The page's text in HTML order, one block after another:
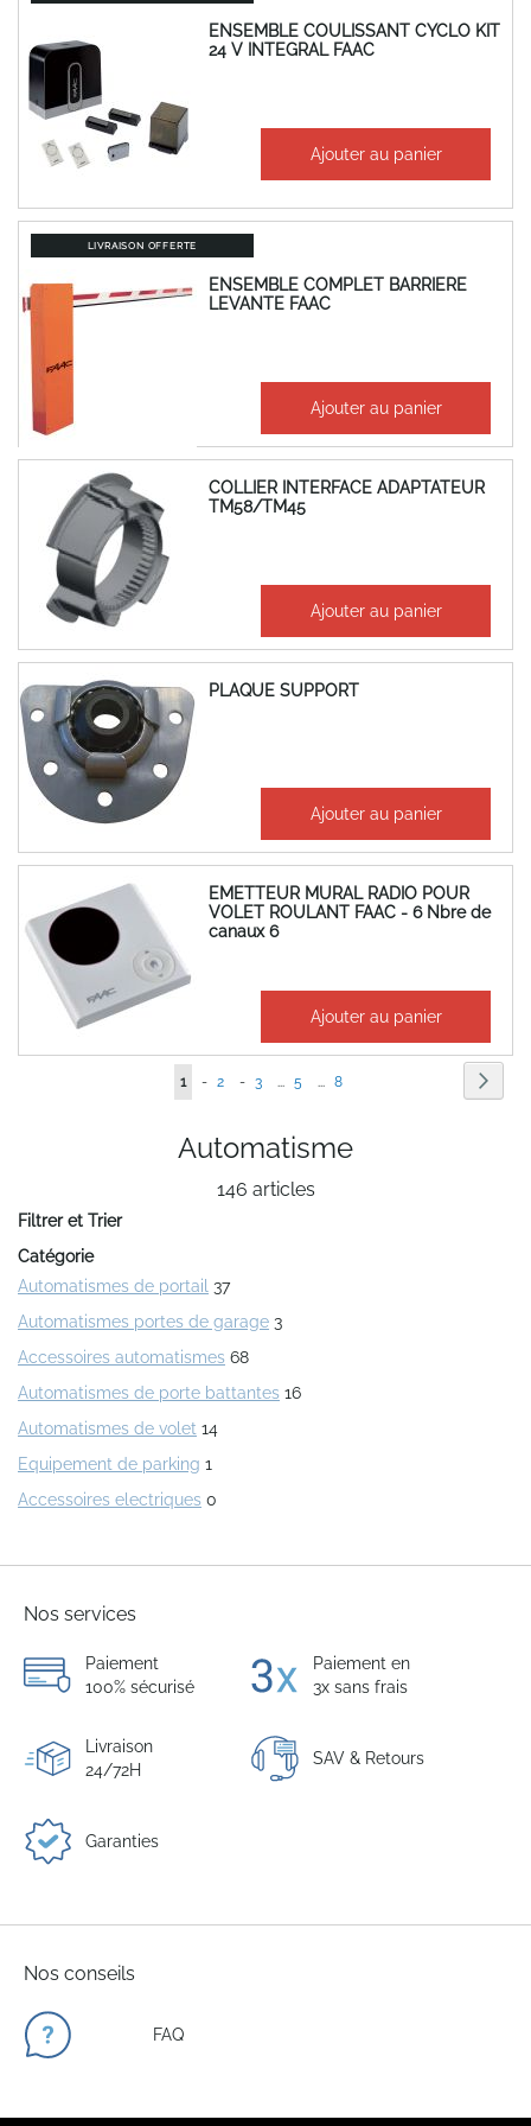
146 articles
Automatisme
ENSEMBLE COULISSANT CYCLO KIT
24 V INTEGRAL FAAC
À partir de
1 063,46 € Ajouter au panier
LIVRAISON OFFERTE
ENSEMBLE COMPLET BARRIERE
LEVANTE FAAC
3 892,99 €
3 244,16 € Ajouter au panier
COLLIER INTERFACE ADAPTATEUR
TM58/TM45
43,70 €
36,42 € Ajouter au panier
PLAQUE SUPPORT
10,39 €
8,66 € Ajouter au panier
EMETTEUR MURAL RADIO POUR
VOLET ROULANT FAAC - 6 Nbre de
canaux 6
168,36 €
140,30 € Ajouter au panier
Vous
actuellement
1 - Page
2 - Page
3 ... 5 ... Page
8
Filtrer et Trier
Catégorie
Automatismes de portail 37
Automatismes portes de garage 3
Accessoires automatismes 68
Automatismes de porte battantes 16
Automatismes de volet 14
Equipement de parking 1
Accessoires electriques 0
Nos services
Paiement
100% sécurisé
Paiement en
3x sans frais
Livraison
24/72H
SAV & Retours
Garanties
Nos conseils
FAQ